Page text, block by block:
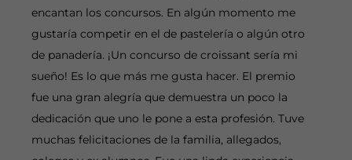
encantan los concursos. En algún momento me
gustaría competir en el de pastelería o algún otro
de panadería. ¡Un concurso de croissant sería mi
sueño! Es lo que más me gusta hacer. El premio
fue una gran alegría que demuestra un poco la
dedicación que uno le pone a esta profesión. Tuve
muchas felicitaciones de la familia, allegados,